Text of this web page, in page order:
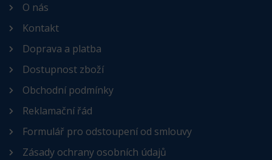
O nás
Kontakt
Doprava a platba
Dostupnost zboží
Obchodní podmínky
Reklamační řád
Formulář pro odstoupení od smlouvy
Zásady ochrany osobních údajů